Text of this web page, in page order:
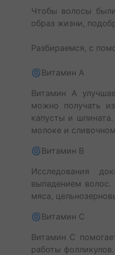
Чтобы волосы
образ жизни,
Разбираемся, с
🌀Витамин А
Витамин А
можно получать
капусты и
молоке и
🌀Витамин В
Исследования
выпадением
мяса,
🌀Витамин С
Витамин С
работы